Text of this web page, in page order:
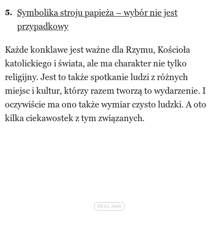
Symbolika stroju papieża – wybór nie jest
przypadkowy
Każde konklawe jest ważne dla Rzymu, Kościoła
katolickiego i świata, ale ma charakter nie tylko
religijny. Jest to także spotkanie ludzi z różnych
miejsc i kultur, którzy razem tworzą to wydarzenie. I
oczywiście ma ono także wymiar czysto ludzki. A oto
kilka ciekawostek z tym związanych.